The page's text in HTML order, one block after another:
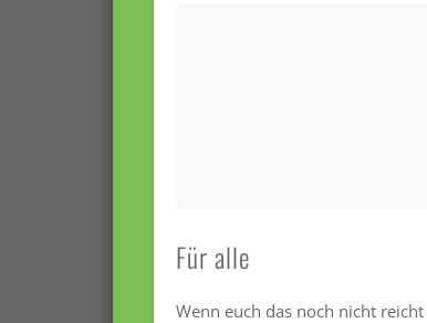
Für alle
Wenn euch das noch nicht